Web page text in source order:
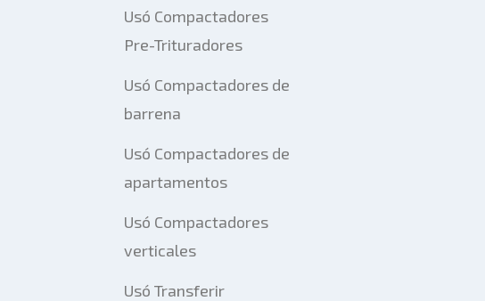
Usó Compactadores
Pre-Trituradores
Usó Compactadores de
barrena
Usó Compactadores de
apartamentos
Usó Compactadores
verticales
Usó Transferir